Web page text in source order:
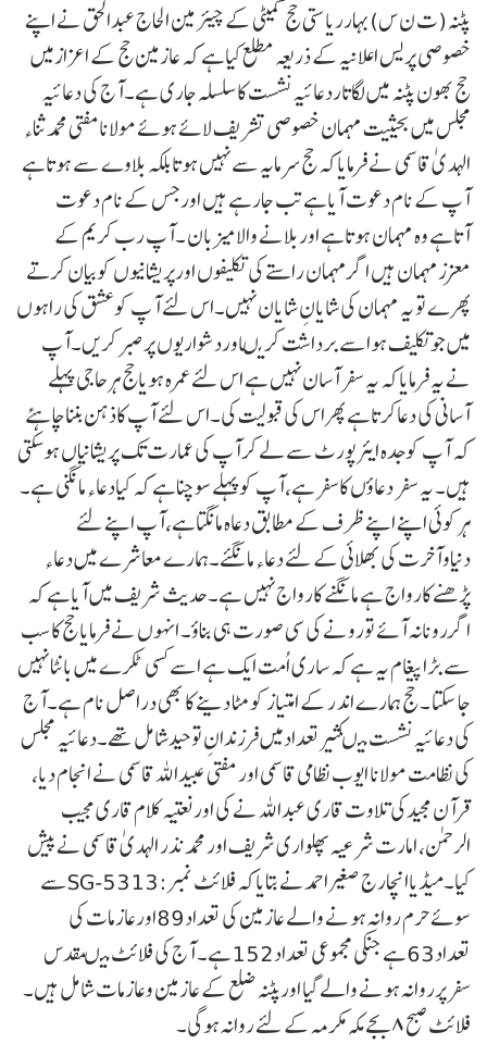
پٹنہ(ت ن س)بہارریاستی حج کمیٹی کے چیئر مین الحاج عبدالحق نے اپنے
خصوصی پریس اعلانیہ کے ذریعہ مطلع کیاہے کہ عازمین حج کے اعزازمیں
حج بھون پٹنہ میں لگاتاردعائیہ نشست کاسلسلہ جاری ہے۔آج کی دعائیہ
مجلس میں بحیثیت مہمان خصوصی تشریف لائے ہوئے مولانامفتی محمدثناء
الہدیٰ قاسمی نے فرمایاکہ حج سرمایہ سے نہیں ہوتابلکہ بلاوے سے ہوتاہے
آپ کے نام دعوت آیاہے تب جارہے ہیں اورجس کے نام دعوت
آتاہے وہ مہمان ہوتاہے اوربلانے والامیزبان ۔آپ رب کریم کے
معززمہمان ہیں اگرمہمان راستے کی تکلیفوں اورپریشانیوں کوبیان کرتے
پھرے تو یہ مہمان کی شایانِ شایان نہیں۔اس لئے آ پ کوعشق کی راہوں
میں جو تکلیف ہواسے برداشت کریںاوردشواریوں پرصبرکریں۔آپ
نے یہ فرمایاکہ یہ سفرآسان نہیں ہے اس لئے عمرہ ہویاحج ہرحاجی پہلے
آسانی کی دعاکرتاہے پھراس کی قبولیت کی۔اس لئے آپ کاذہن بنناچاہئے
کہ آپ کوجدہ ایئرپورٹ سے لے کرآپ کی عمارت تک پریشانیاں ہوسکتی
ہیں۔ یہ سفر دعاؤں کاسفرہے،آپ کوپہلے سوچناہے کہ کیادعاء مانگنی ہے۔
ہرکوئی اپنے اپنے ظرف کے مطابق دعاہ مانگتاہے،آپ اپنے لئے
دنیاوآخرت کی بھلائی کے لئے دعاء مانگئے۔ہمارے معاشرے میں دعاء
پڑھنے کارواج ہے مانگنے کارواج نہیں ہے۔حدیث شریف میں آیاہے کہ
اگررونانہ آئے تورونے کی سی صورت ہی بناؤ۔ انہوں نے فرمایا حج کا سب
سے بڑا پیغام یہ ہے کہ ساری اُمت ایک ہے اسے کسی ٹکرے میں بانٹا نہیں
جا سکتا ۔ حج ہمارے اند ر کے امتیاز کو مٹا دینے کا بھی دراصل نام ہے۔آج
کی دعائیہ نشست میںکثیرتعدادمیں فرزندانِ توحیدشامل تھے۔دعائیہ مجلس
کی نظامت مولانا ایوب نظامی قاسمی اور مفتی عبیداللہ قاسمی نے انجام دیا،
قرآن مجیدکی تلاوت قاری عبداللہ نے کی اورنعتیہ کلام قاری مجیب
الرحمن، امارت شرعیہ پھلواری شریف اور محمد نذر الہدیٰ قاسمی نے پیش
کیا۔میڈیاانچارج صغیراحمدنے بتایاکہ فلائٹ نمبر:SG-5313سے
سوئے حرم روانہ ہونے والے عازمین کی تعداد89اورعازمات کی
تعداد63ہے جنکی مجموعی تعداد152ہے۔ آج کی فلائٹ میںمقدس
سفرپرروانہ ہونے والے گیا اورپٹنہ ضلع کے عازمین وعازمات شامل ہیں۔
فلائٹ صبح ۸بجے مکہ مکرمہ کے لئے روانہ ہوگی۔